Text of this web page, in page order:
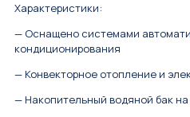
Характеристики:
— Оснащено системами
кондиционирования
— Конвекторное отопление и
— Накопительный водяной бак на